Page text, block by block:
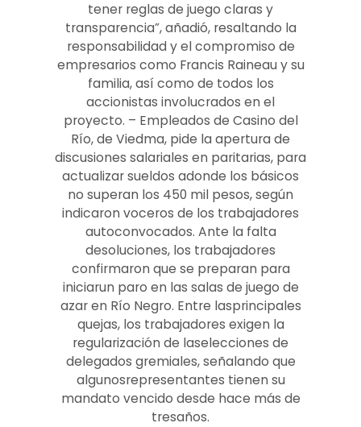
tener reglas de juego claras y
transparencia”, añadió, resaltando la
responsabilidad y el compromiso de
empresarios como Francis Raineau y su
familia, así como de todos los
accionistas involucrados en el
proyecto. – Empleados de Casino del
Río, de Viedma, pide la apertura de
discusiones salariales en paritarias, para
actualizar sueldos adonde los básicos
no superan los 450 mil pesos, según
indicaron voceros de los trabajadores
autoconvocados. Ante la falta
desoluciones, los trabajadores
confirmaron que se preparan para
iniciarun paro en las salas de juego de
azar en Río Negro. Entre lasprincipales
quejas, los trabajadores exigen la
regularización de laselecciones de
delegados gremiales, señalando que
algunosrepresentantes tienen su
mandato vencido desde hace más de
tresaños.